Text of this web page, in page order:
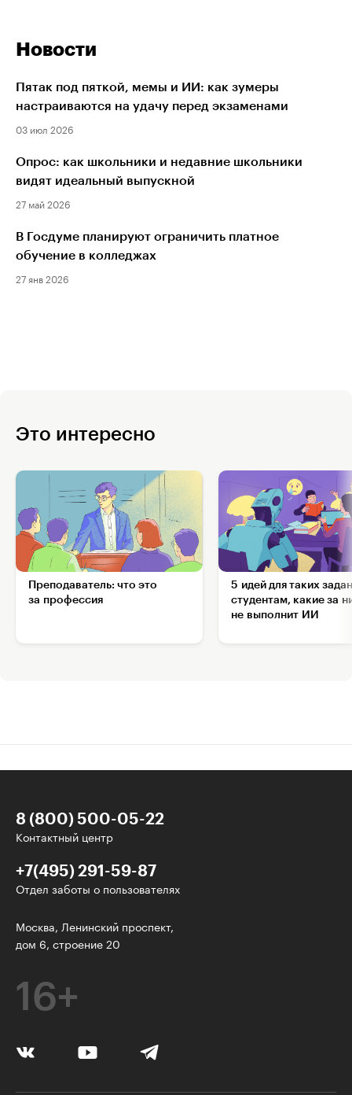
Новости
Пятак под пяткой, мемы и ИИ: как зумеры
настраиваются на удачу перед экзаменами
03 июл 2026
Опрос: как школьники и недавние школьники
видят идеальный выпускной
27 май 2026
В Госдуме планируют ограничить платное
обучение в колледжах
27 янв 2026
Это интересно
Преподаватель: что это
за профессия
5 идей для таких
студентам, какие за
не выполнит ИИ
8 (800) 500-05-22
Контактный центр
+7(495) 291-59-87
Отдел заботы о пользователях
Москва, Ленинский проспект,
дом 6, строение 20
16+
Интересное - на почту!
Выберите тему рассылки
Дизайн
Программирование